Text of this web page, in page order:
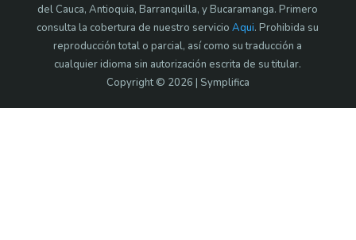
del Cauca, Antioquia, Barranquilla, y Bucaramanga. Primero
consulta la cobertura de nuestro servicioAqui. Prohibida su
reproducción total o parcial, así como su traducción a
cualquier idioma sin autorización escrita de su titular.
Copyright © 2026 | Symplifica